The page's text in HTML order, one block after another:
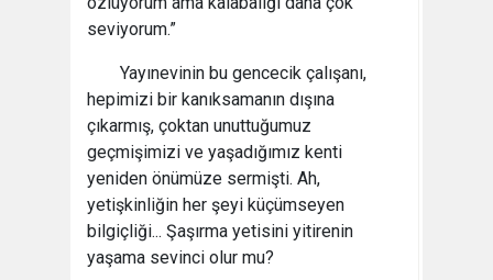
seviyorum.”
Yayınevinin bu gencecik çalışanı,
hepimizi bir kanıksamanın dışına
çıkarmış, çoktan unuttuğumuz
geçmişimizi ve yaşadığımız kenti
yeniden önümüze sermişti. Ah,
yetişkinliğin her şeyi küçümseyen
bilgiçliği... Şaşırma yetisini yitirenin
yaşama sevinci olur mu?